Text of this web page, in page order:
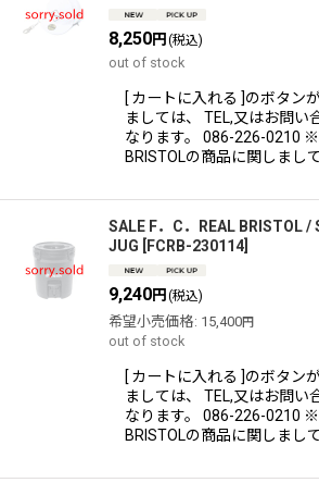
8,250円 (税込)
out of stock
[ カートに入れる ]のボタン
ましては、 TEL,又はお問い
なります。 086-226-0210
BRISTOLの商品に関しまし
SALE F．C．REAL BRISTOL /
JUG
FCRB-230114
9,240円 (税込)
希望小売価格: 15,400円
out of stock
[ カートに入れる ]のボタン
ましては、 TEL,又はお問い
なります。 086-226-0210
BRISTOLの商品に関しまし